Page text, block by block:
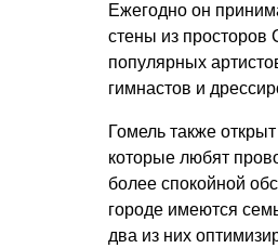
Ежегодно он
стены из
популярных
гимнастов и
Гомель также
которые любят
более спокойной
городе имеются
два из них